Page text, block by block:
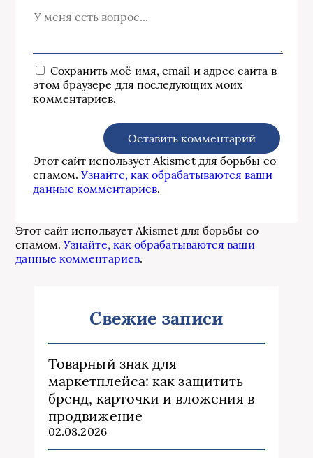
Сохранить моё имя, email и адрес сайта в
этом браузере для последующих моих
комментариев.
Этот сайт использует Akismet для борьбы со
спамом.Узнайте, как обрабатываются ваши
данные комментариев.
Этот сайт использует Akismet для борьбы со
спамом.Узнайте, как обрабатываются ваши
данные комментариев.
Свежие записи
Товарный знак для
маркетплейса: как защитить
бренд, карточки и вложения в
продвижение
02.08.2026